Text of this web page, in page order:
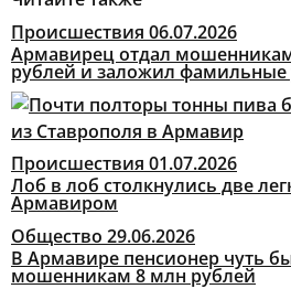
Происшествия 06.07.2026
Армавирец отдал
рублей и заложил фамильные
Происшествия 01.07.2026
Лоб в лоб столкнулись две
Армавиром
Общество 29.06.2026
В Армавире пенсионер чуть
мошенникам 8 млн рублей